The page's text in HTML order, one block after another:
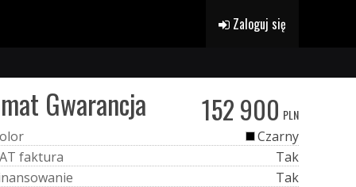
Zaloguj się
Gwarancja 152 900 PLN
olor
Czarny
AT faktura
Tak
nansowanie
Tak